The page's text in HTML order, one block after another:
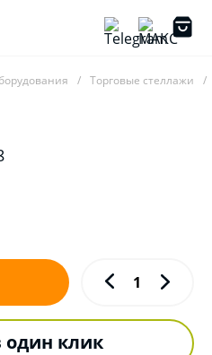
Торговые стеллажи
один клик